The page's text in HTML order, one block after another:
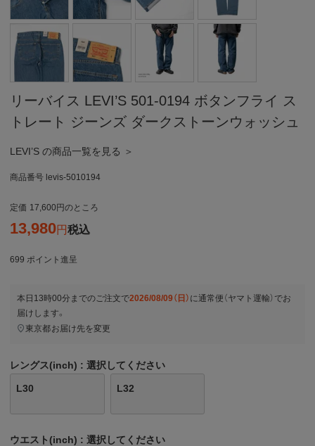
リーバイス LEVI’S 501-0194 ボタンフライ ス
トレート ジーンズ ダークストーンウォッシュ
LEVI’S の商品一覧を見る ＞
商品番号 levis-5010194
定価 17,600 のところ
13,980 税込
699 ポイント進呈
本日 13時00分 までのご注文で2026/08/09（日） に通常便（ヤマト運輸） でお
届けします。
東京都お届け先を変更
レングス(inch) 選択してください
L30 L32
ウエスト(inch) 選択してください